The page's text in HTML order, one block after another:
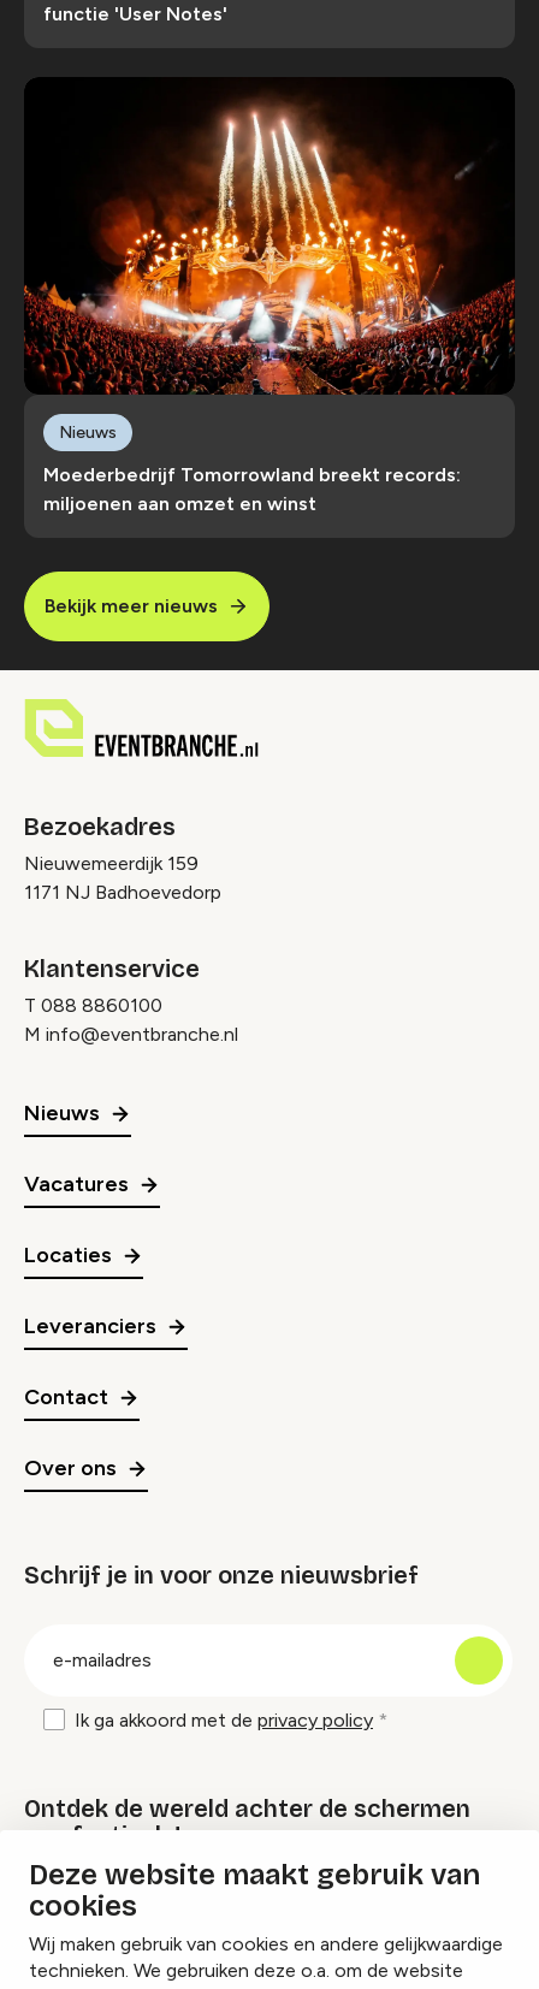
Deze website maakt gebruik van
cookies
Wij maken gebruik van cookies en andere gelijkwaardige
technieken. We gebruiken deze o.a. om de website
functie 'User Notes'
Moederbedrijf Tomorrowland breekt records:
miljoenen aan omzet en winst
Nieuws
Bekijk meer nieuws
Bezoekadres
Nieuwemeerdijk 159
1171 NJ Badhoevedorp
Klantenservice
T 088 8860100
M info@eventbranche.nl
Nieuws
Vacatures
Locaties
Leveranciers
Contact
Over ons
Schrijf je in voor onze nieuwsbrief
Ik ga akkoord met de privacy policy
Ontdek de wereld achter de schermen
van festivals!
Lees onze Festival Specials